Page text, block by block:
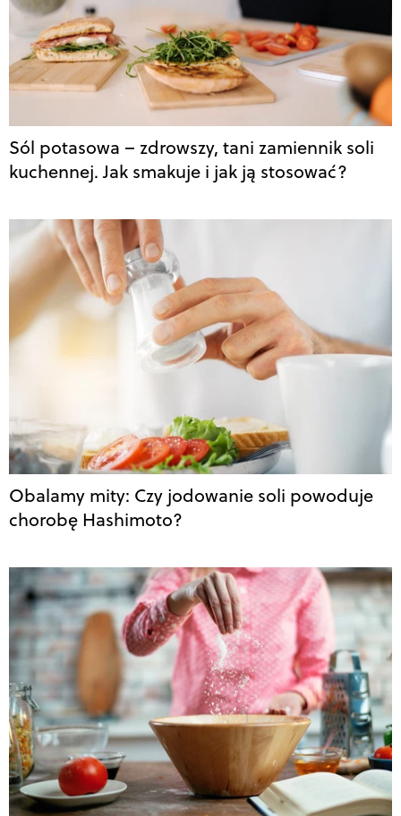
Sól potasowa – zdrowszy, tani zamiennik soli
kuchennej. Jak smakuje i jak ją stosować?
Obalamy mity: Czy jodowanie soli powoduje
chorobę Hashimoto?